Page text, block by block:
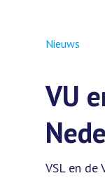
Nieuws
VU
VSL en